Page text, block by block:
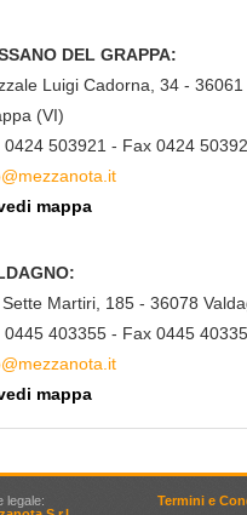
DEL GRAPPA:
Luigi Cadorna, 34 -
(VI)
0424 503921 - Fax 0424
mappa
Martiri, 185 - 36078
0445 403355 - Fax 0445
mappa
legale:
Termini e